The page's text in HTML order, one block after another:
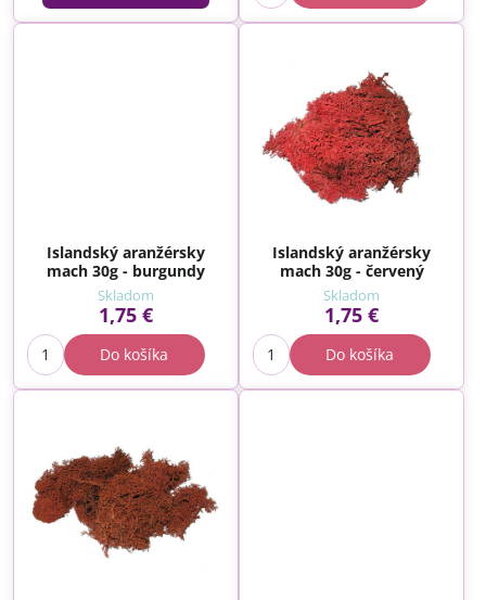
Islandský aranžérsky
mach 30g - burgundy
Skladom
1,75 €
Do košíka
Islandský aranžérsky
mach 30g - červený
Skladom
1,75 €
Do košíka